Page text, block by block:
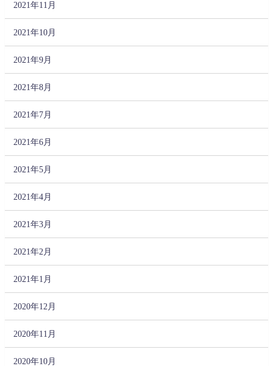
2021年11月
2021年10月
2021年9月
2021年8月
2021年7月
2021年6月
2021年5月
2021年4月
2021年3月
2021年2月
2021年1月
2020年12月
2020年11月
2020年10月